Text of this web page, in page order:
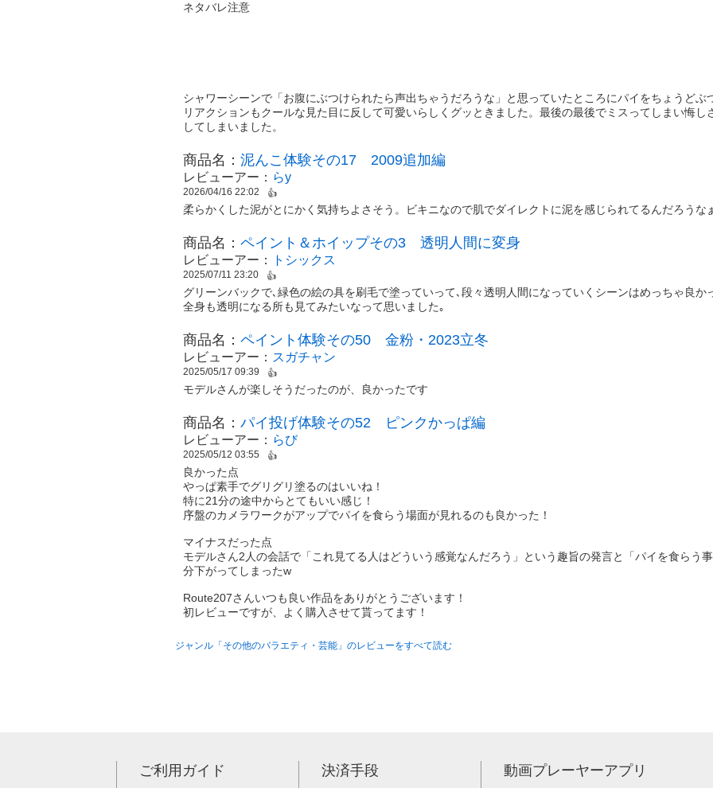
ネタバレ注意
シャワーシーンで「お腹にぶつけられたら声出ちゃうだろうな」と思っていたところにパイをちょうどぶ
リアクションもクールな見た目に反して可愛いらしくグッときました。最後の最後でミスってしまい悔
してしまいました。
商品名： 泥んこ体験その17 2009追加編
レビューアー： らy
2026/04/16 22:02 👍
柔らかくした泥がとにかく気持ちよさそう。ビキニなので肌でダイレクトに泥を感じられてるんだろうな
商品名： ペイント＆ホイップその3 透明人間に変身
レビューアー： トシックス
2025/07/11 23:20 👍
グリーンバックで､緑色の絵の具を刷毛で塗っていって､段々透明人間になっていくシーンはめっちゃ良か
全身も透明になる所も見てみたいなって思いました｡
商品名： ペイント体験その50 金粉・2023立冬
レビューアー： スガチャン
2025/05/17 09:39 👍
モデルさんが楽しそうだったのが、良かったです
商品名： パイ投げ体験その52 ピンクかっぱ編
レビューアー： らび
2025/05/12 03:55 👍
良かった点
やっぱ素手でグリグリ塗るのはいいね！
特に21分の途中からとてもいい感じ！
序盤のカメラワークがアップでパイを食らう場面が見れるのも良かった！
マイナスだった点
モデルさん2人の会話で「これ見てる人はどういう感覚なんだろう」という趣旨の発言と「パイを食らう
分下がってしまったw
Route207さんいつも良い作品をありがとうございます！
初レビューですが、よく購入させて貰ってます！
ジャンル「その他のバラエティ・芸能」のレビューをすべて読む
ご利用ガイド 決済手段 動画プレーヤーアプリ